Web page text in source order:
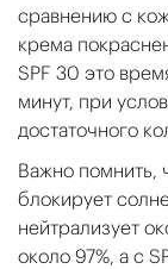
сравнению с
крема
SPF 30 это
минут, при
достаточного
Важно помнить,
блокирует
нейтрализует
около 97%, а с